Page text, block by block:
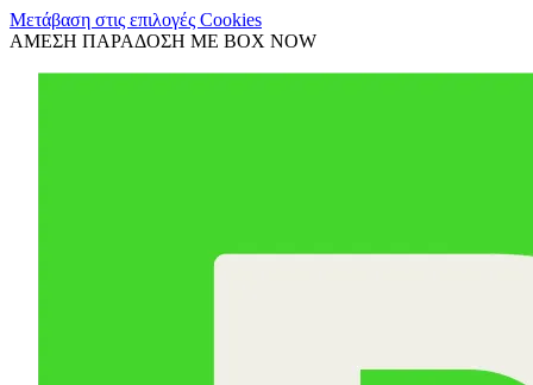
Μετάβαση στις επιλογές Cookies
ΑΜΕΣΗ ΠΑΡΑΔΟΣΗ ΜΕ BOX NOW